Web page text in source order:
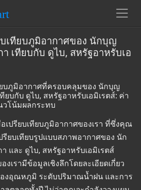
เทียบภูมิอากาศของ นักบุญ
เทียบกับ ดูไบ, สหรัฐอาหรับเอ
บภูมิอากาศที่ครอบคลุมของ นักบุญ
ยบกับ ดูไบ, สหรัฐอาหรับเอมิเรตส์: ค่า
วโน้มผลกระทบ
เปรียบเทียบภูมิอากาศของเรา ที่ซึ่งคุณ
รียบเทียบรูปแบบสภาพอากาศของ นัก
และ ดูไบ, สหรัฐอาหรับเอมิเรตส์
เรามีข้อมูลเชิงลึกโดยละเอียดเกี่ยว
งอุณหภูมิ ระดับปริมาณน้ำฝน และการ